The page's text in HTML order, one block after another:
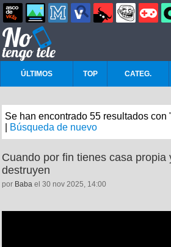
ÚLTIMOS TOP CATEG.
Se han encontrado 55 resultados con
Búsqueda de nuevo
Cuando por fin tienes casa propia
destruyen
por Baba el 30 nov 2025, 14:00